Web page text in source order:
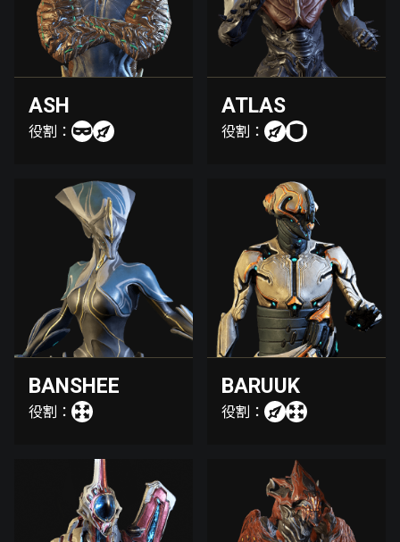
ASH
役割：
ATLAS
役割：
BANSHEE
役割：
BARUUK
役割：